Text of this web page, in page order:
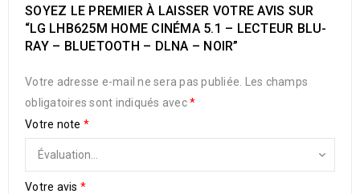
SOYEZ LE PREMIER À LAISSER VOTRE AVIS SUR
“LG LHB625M HOME CINÉMA 5.1 – LECTEUR BLU-
RAY – BLUETOOTH – DLNA – NOIR”
Votre adresse e-mail ne sera pas publiée.
Les champs
obligatoires sont indiqués avec*
Votre note *
Votre avis *